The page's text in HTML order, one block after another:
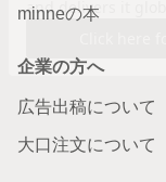
minneの本
企業の方へ
広告出稿について
大口注文について